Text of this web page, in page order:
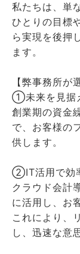
私たちは、単
ひとりの目標
ら実現を後押
ます。
【弊事務所が
①未来を見据
創業期の資金
で、お客様の
供します。
②IT活用で効
クラウド会計
に活用し、お
これにより、
し、迅速な意